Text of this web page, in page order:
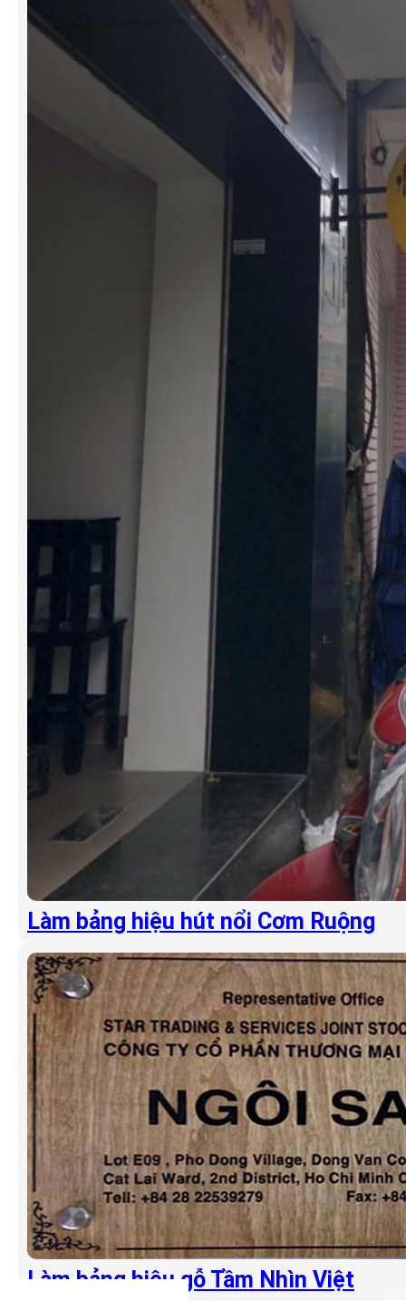
Làm bảng hiệu hút nổi Cơm Ruộng
Làm bảng hiệu gỗ Tầm Nhìn Việt